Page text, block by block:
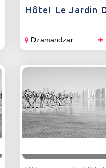
Dzamandzar